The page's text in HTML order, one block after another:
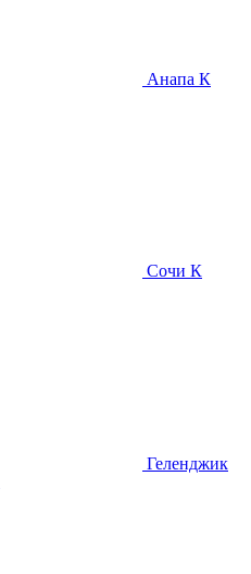
Анапа К
Сочи К
Геленджик